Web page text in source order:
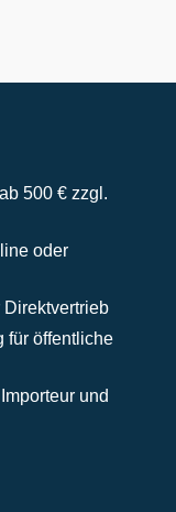
500 € zzgl.
oder
für öffentliche
und